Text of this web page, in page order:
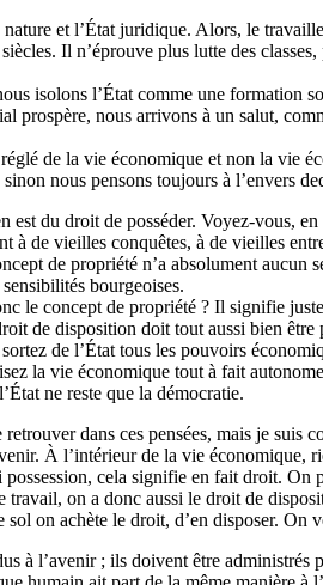
et l’État juridique. Alors, le
Il n’éprouve plus lutte des
isolons l’État comme une formation
prospère, nous arrivons à un salut,
de la vie économique et non la vie
nous pensons toujours à l’envers
du droit de posséder. Voyez-vous,
à de vieilles conquêtes, à de vieilles
de propriété n’a absolument aucun
bourgeoises.
le concept de propriété ? Il signifie
de disposition doit tout aussi bien être
de l’État tous les pouvoirs
la vie économique tout à fait
ne reste que la démocratie.
dans ces pensées, mais je suis
À l’intérieur de la vie économique,
cela signifie en fait droit. On
travail, on a donc aussi le droit de
on achète le droit, d’en disposer. On
à l’avenir ; ils doivent être administrés